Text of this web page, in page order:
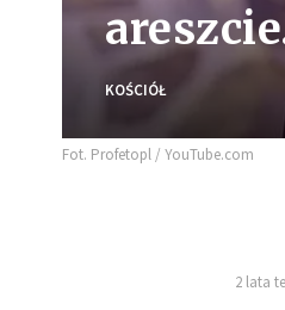
KOŚCIÓŁ
Fot. Profetopl / YouTube.com
2 lata